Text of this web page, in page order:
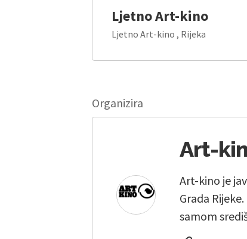
Ljetno Art-kino
Ljetno Art-kino , Rijeka
Organizira
Art-
Art-kino je
Grada
samom